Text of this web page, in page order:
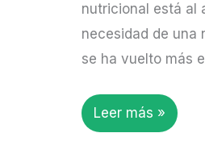
nutricional está al
necesidad de una
se ha vuelto más
Leer más »